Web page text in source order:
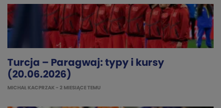
Turcja – Paragwaj: typy i kursy
(20.06.2026)
MICHAŁ KACPRZAK - 2 MIESIĄCE TEMU